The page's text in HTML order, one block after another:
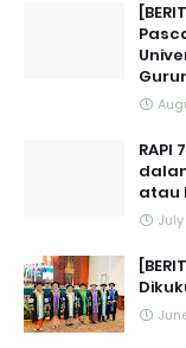
RAPI
atau